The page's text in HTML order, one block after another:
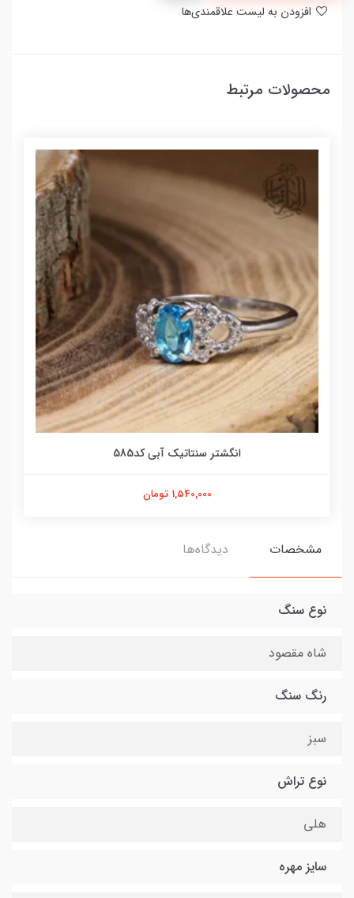
محصولات مرتبط
انگشتر سنتاتیک آبی کد585
1,540,000 تومان
مشخصات دیدگاه‌ها
نوع سنگ
شاه مقصود
رنگ سنگ
سبز
نوع تراش
هلی
سایز مهره